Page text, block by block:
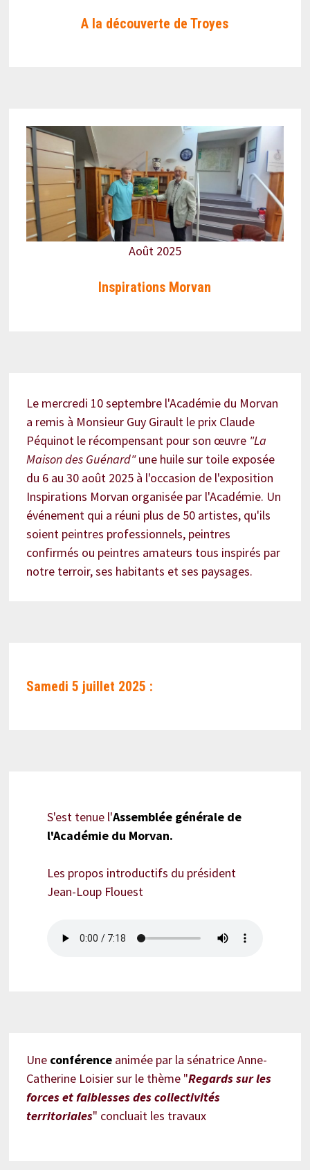
A la découverte de Troyes
Août 2025
Inspirations Morvan
Le mercredi 10 septembre l'Académie du Morvan
a remis à Monsieur Guy Girault le prix Claude
Péquinot le récompensant pour son œuvre "La
Maison des Guénard"une huile sur toile exposée
du 6 au 30 août 2025 à l'occasion de l'exposition
Inspirations Morvan organisée par l'Académie. Un
événement qui a réuni plus de 50 artistes, qu'ils
soient peintres professionnels, peintres
confirmés ou peintres amateurs tous inspirés par
notre terroir, ses habitants et ses paysages.
Samedi 5 juillet 2025 :
S'est tenue l'Assemblée générale de
l'Académie du Morvan.
Les propos introductifs du président
Jean-Loup Flouest
Une conférence animée par la sénatrice Anne-
Catherine Loisier sur le thème "Regards sur les
forces et faiblesses des collectivités
territoriales" concluait les travaux